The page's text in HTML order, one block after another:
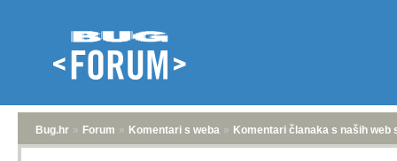
Bug.hr » Forum » Komentari s weba » Komentari članaka s naših web